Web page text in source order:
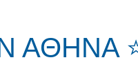
ΑΘΗΝΑ